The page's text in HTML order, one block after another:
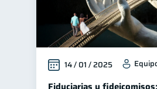
Control de deudas 30
Finanzas familiares 25
Inclusión financiera 22
Bienestar financiero 22
Salud financiera 12
14 / 01 / 2025